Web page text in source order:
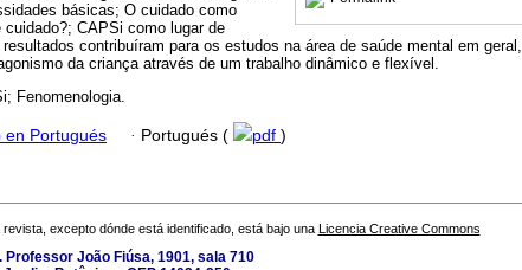
básicas; O cuidado como
CAPSi como lugar de
contribuíram para os estudos na área de saúde mental em geral,
da criança através de um trabalho dinâmico e flexível.
Fenomenologia.
en Portugués · Portugués ( pdf )
excepto dónde está identificado, está bajo una Licencia Creative Commons
Professor João Fiúsa, 1901, sala 710